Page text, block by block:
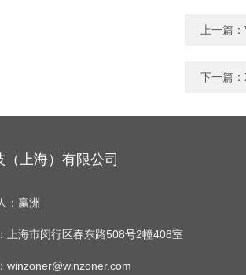
上一篇：
下一篇：
（上海）有限公司
：赢洲
上海市闵行区春东路508号2幢408室
winzoner@winzoner.com